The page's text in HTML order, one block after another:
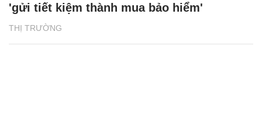
THỊ TRƯỜNG
'gửi tiết kiệm thành mua bảo hiểm'